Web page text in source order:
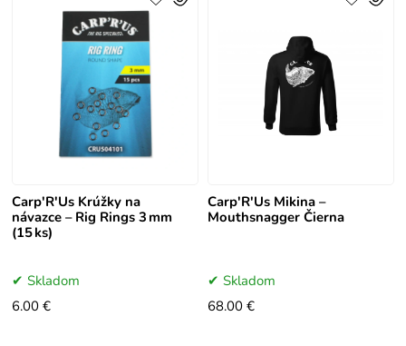
Carp'R'Us Krúžky na
návazce – Rig Rings 3 mm
(15 ks)
Skladom
6.00 €
Carp'R'Us Mikina –
Mouthsnagger Čierna
Skladom
68.00 €